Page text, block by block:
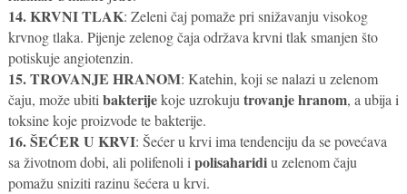
14. KRVNI TLAK: Zeleni čaj pomaže pri snižavanju visokog
krvnog tlaka. Pijenje zelenog čaja održava krvni tlak smanjen što
potiskuje angiotenzin.
15. TROVANJE HRANOM: Katehin, koji se nalazi u zelenom
čaju, može ubiti bakterijekoje uzrokuju trovanje hranom, a ubija i
toksine koje proizvode te bakterije.
16. ŠEĆER U KRVI: Šećer u krvi ima tendenciju da se povećava
sa životnom dobi, ali polifenoli i polisaharidiu zelenom čaju
pomažu sniziti razinu šećera u krvi.